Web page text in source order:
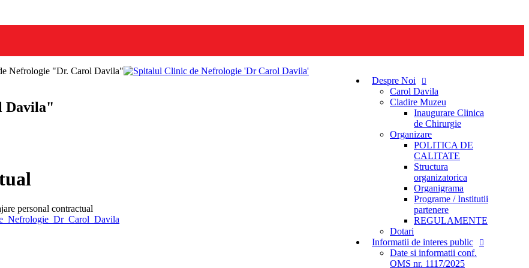
Nefrologie "Dr. Carol Davila"
Davila"
Despre Noi
Carol Davila
Cladire Muzeu
Inaugurare Clinica
de Chirurgie
Organizare
POLITICA DE
CALITATE
Structura
organizatorica
Organigrama
Programe / Institutii
partenere
REGULAMENTE
Dotari
Informatii de interes public
Date si informatii conf.
OMS nr. 1117/2025
personal contractual